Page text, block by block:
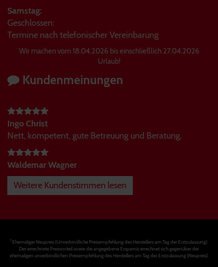
Samstag:
Geschlossen:
Termine nach telefonischer Vereinbarung
Wir machen vom 18.04.2026 bis einschließlich 27.04.2026
Urlaub!
Kundenmeinungen
Ingo Christ
Nett, kompetent, gute Betreuung und Beratung.
Waldemar Wagner
Weitere Kundenstimmen lesen
1Ehemaliger Neupreis (Unverbindliche Preisempfehlung des Herstellers am Tag der Erstzulassung).
Der errechnete Preisvorteil sowie die angegebene Ersparnis errechnet sich gegenüber der
ehemaligen unverbindlichen Preisempfehlung des Herstellers am Tag der Erstzulassung (Neupreis).